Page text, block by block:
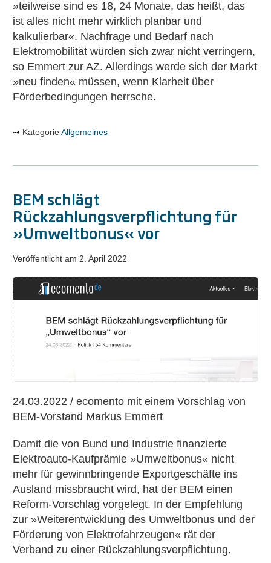
»teilweise sind es 18, 24 Monate, das heißt, das
ist alles nicht mehr wirklich planbar und
kalkulierbar«. Nachfrage und Bedarf nach
Elektromobilität würden sich zwar nicht verringern,
so Emmert zur AZ. Allerdings werde sich der Markt
»neu finden« müssen, wenn Klarheit über
Förderbedingungen herrsche.
KategorieAllgemeines
BEM schlägt
Rückzahlungsverpflichtung für
»Umweltbonus« vor
Veröffentlicht am 2. April 2022
BEM
schlägt
Rückzahlungsverpflichtung
für
»Umweltbonus«
vor
24.03.2022 / ecomento mit einem Vorschlag von
BEM-Vorstand Markus Emmert
Damit die von Bund und Industrie finanzierte
Elektroauto-Kaufprämie »Umweltbonus« nicht
mehr für gewinnbringende Exportgeschäfte ins
Ausland missbraucht wird, hat der BEM einen
Reform-Vorschlag vorgelegt. In der Empfehlung
zur »Weiterentwicklung des Umweltbonus und der
Förderung von Elektrofahrzeugen« rät der
Verband zu einer Rückzahlungsverpflichtung.